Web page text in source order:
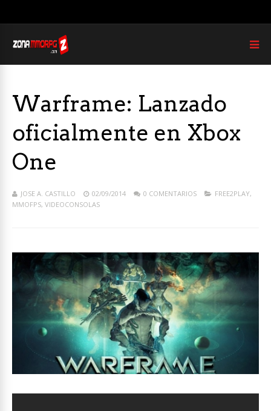
Warframe: Lanzado
oficialmente en Xbox
One
JOSE A. CASTILLO 02/09/2014 0 COMENTARIOS FREE2PLAY,
MMOFPS, VIDEOCONSOLAS